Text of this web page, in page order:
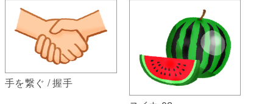
手を繋ぐ / 握手